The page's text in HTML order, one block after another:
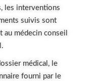
les interventions
suivis sont
au médecin conseil
médical, le
fourni par le